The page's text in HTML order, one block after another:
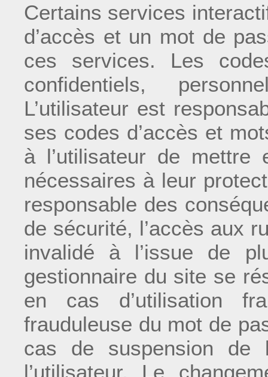
Certains services
d’accès et un mot de
ces services. Les
confidentiels,
L’utilisateur est
ses codes d’accès et
à l’utilisateur de
nécessaires à leur
responsable des
de sécurité, l’accès aux
invalidé à l’issue de
gestionnaire du site se
en cas d’utilisation
frauduleuse du mot de
cas de suspension de
l’utilisateur. Le